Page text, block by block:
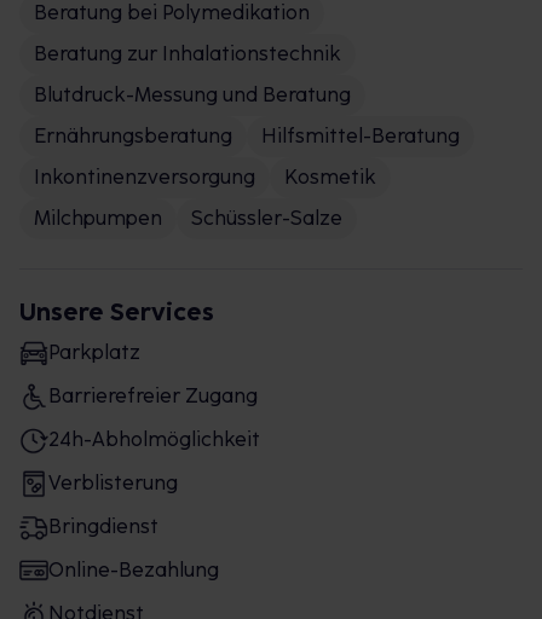
Beratung bei Polymedikation
Beratung zur Inhalationstechnik
Blutdruck-Messung und Beratung
Ernährungsberatung
Hilfsmittel-Beratung
Inkontinenzversorgung
Kosmetik
Milchpumpen
Schüssler-Salze
Unsere Services
Parkplatz
Barrierefreier Zugang
24h-Abholmöglichkeit
Verblisterung
Bringdienst
Online-Bezahlung
Notdienst